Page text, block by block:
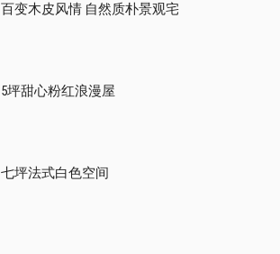
百变木皮风情 自然质朴景观宅
5坪甜心粉红浪漫屋
七坪法式白色空间